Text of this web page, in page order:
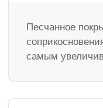
Песчанное
самым